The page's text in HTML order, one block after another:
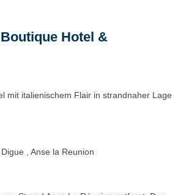
Hotel &
mit italienischem Flair in strandnaher Lage
, Anse la Reunion